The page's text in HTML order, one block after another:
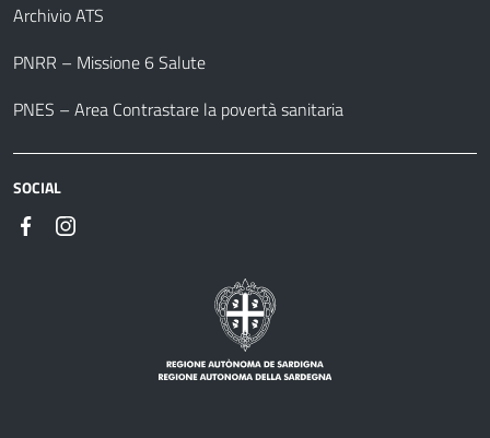
Archivio ATS
PNRR – Missione 6 Salute
PNES – Area Contrastare la povertà sanitaria
SOCIAL